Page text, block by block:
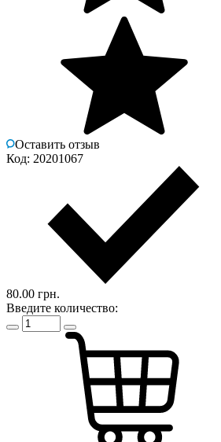
Оставить отзыв
Код: 20201067
80.00 грн.
Введите количество: